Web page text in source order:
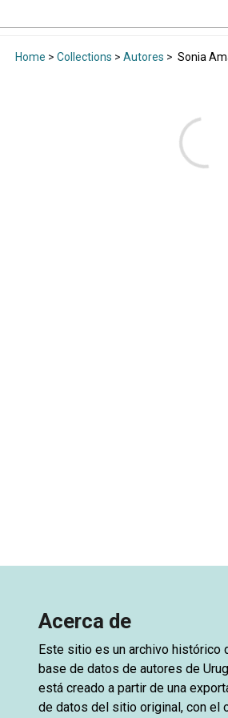
Home > Collections > Autores > Sonia
Acerca de
Este sitio es un archivo histórico
base de datos de autores de
está creado a partir de una
de datos del sitio original, con el